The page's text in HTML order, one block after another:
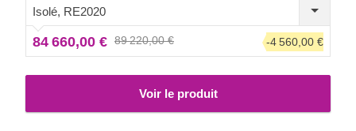
difficultés avec un escalier à monter chaque jour.
Appréciez le design créatif de ROBERTA et laissez-vous
tenter par son luxe !
Isolé, RE2020
84 660,00 € 89 220,00 € -4 560,00 €
Voir le produit